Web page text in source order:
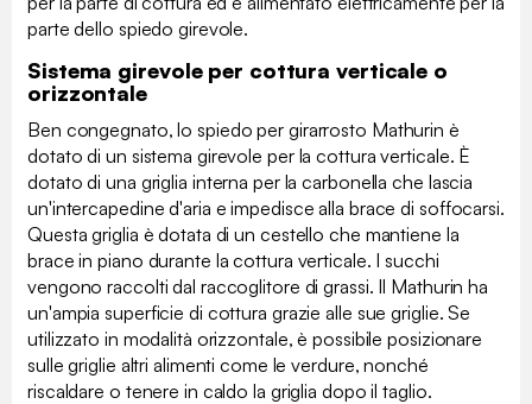
parte dello spiedo girevole.
Sistema girevole per cottura verticale o
orizzontale
Ben congegnato, lo spiedo per girarrosto Mathurin è
dotato di un sistema girevole per la cottura verticale. È
dotato di una griglia interna per la carbonella che lascia
un'intercapedine d'aria e impedisce alla brace di soffocarsi.
Questa griglia è dotata di un cestello che mantiene la
brace in piano durante la cottura verticale. I succhi
vengono raccolti dal raccoglitore di grassi. Il Mathurin ha
un'ampia superficie di cottura grazie alle sue griglie. Se
utilizzato in modalità orizzontale, è possibile posizionare
sulle griglie altri alimenti come le verdure, nonché
riscaldare o tenere in caldo la griglia dopo il taglio.